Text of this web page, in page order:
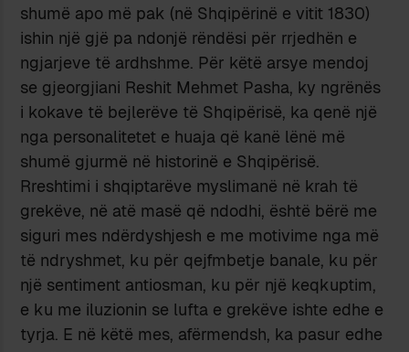
shumë apo më pak (në Shqipërinë e vitit 1830)
ishin një gjë pa ndonjë rëndësi për rrjedhën e
ngjarjeve të ardhshme. Për këtë arsye mendoj
se gjeorgjiani Reshit Mehmet Pasha, ky ngrënës
i kokave të bejlerëve të Shqipërisë, ka qenë një
nga personalitetet e huaja që kanë lënë më
shumë gjurmë në historinë e Shqipërisë.
Rreshtimi i shqiptarëve myslimanë në krah të
grekëve, në atë masë që ndodhi, është bërë me
siguri mes ndërdyshjesh e me motivime nga më
të ndryshmet, ku për qejfmbetje banale, ku për
një sentiment antiosman, ku për një keqkuptim,
e ku me iluzionin se lufta e grekëve ishte edhe e
tyrja. E në këtë mes, afërmendsh, ka pasur edhe